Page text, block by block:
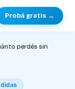
Probá gratis →
perdés sin